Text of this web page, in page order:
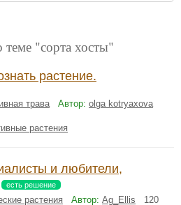
"сорта хосты"
растение.
трава Автор: olga kotryaxova
растения
и любители,
есть решение
растения Автор: Ag_Ellis 120